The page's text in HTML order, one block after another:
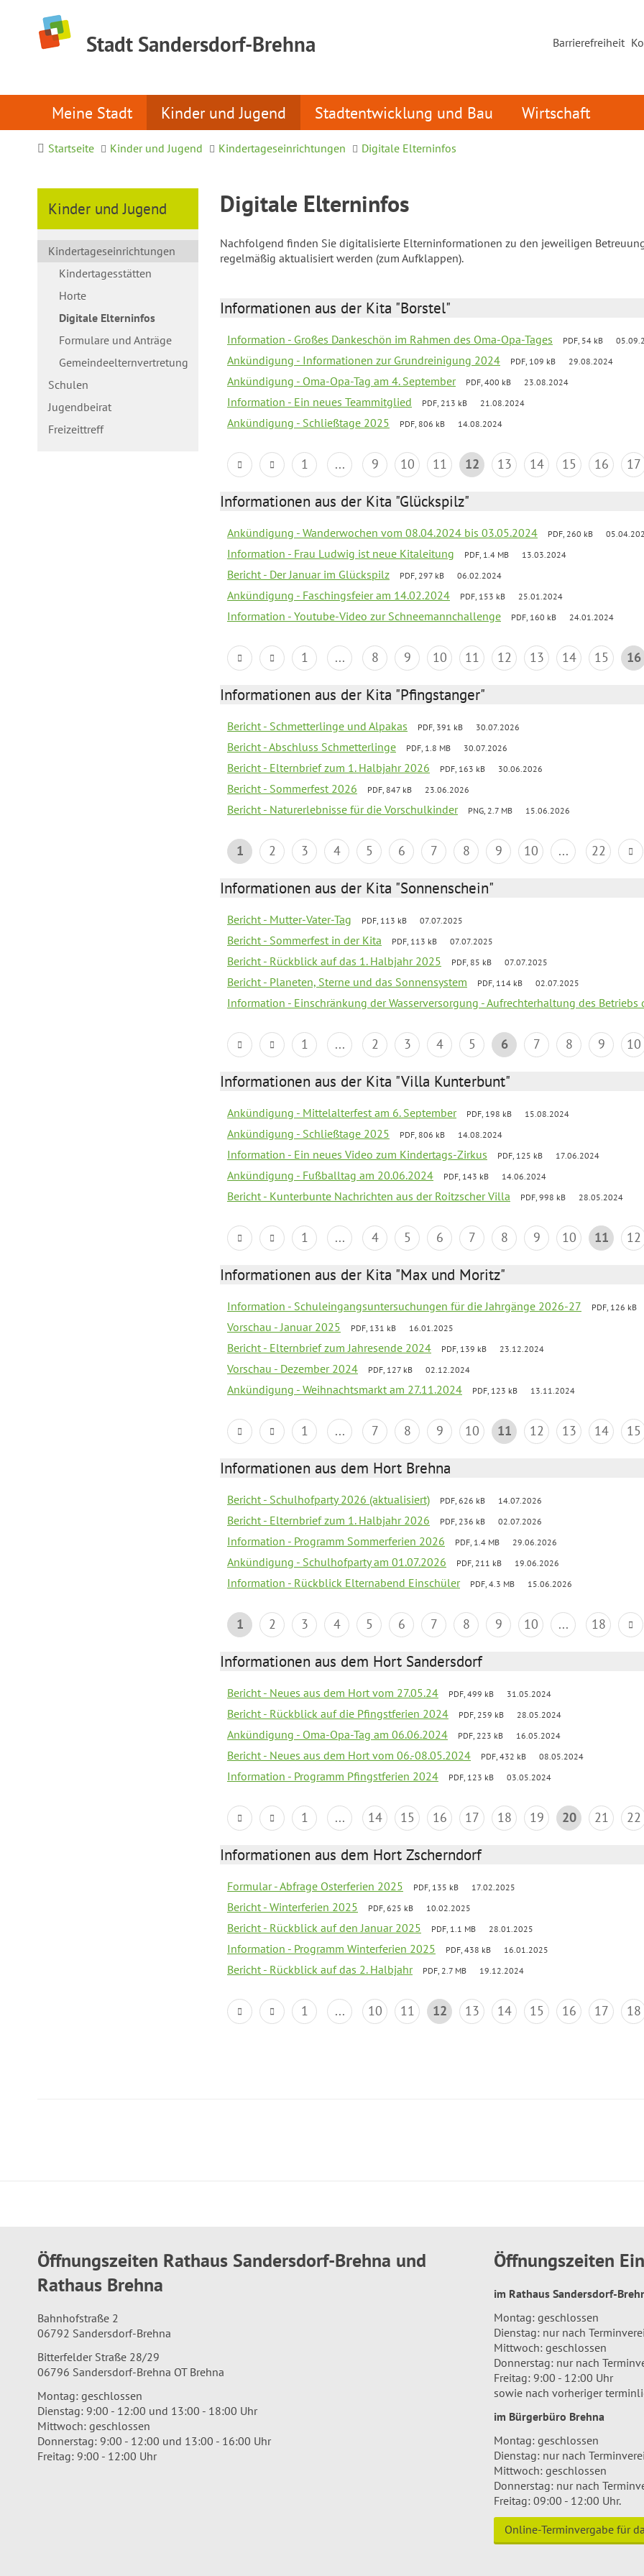
Stadt Sandersdorf-Brehna Barrierefreiheit
Meine Stadt Kinder und Jugend Stadtentwicklung und Bau Wirtschaft
Startseite Kinder und Jugend Kindertageseinrichtungen Digitale Elterninfos
Kinder und Jugend
Kindertageseinrichtungen
Kindertagesstätten
Horte
Digitale Elterninfos
Formulare und Anträge
Gemeindeelternvertretung
Schulen
Jugendbeirat
Freizeittreff
Digitale Elterninfos
Nachfolgend finden Sie digitalisierte Elterninformationen zu den jeweiligen
regelmäßig aktualisiert werden (zum Aufklappen).
Informationen aus der Kita "Borstel"
Information - Großes Dankeschön im Rahmen des Oma-Opa-Tages PDF, 54 kB
Ankündigung - Informationen zur Grundreinigung 2024 PDF, 109 kB 29.08.2024
Ankündigung - Oma-Opa-Tag am 4. September PDF, 400 kB 23.08.2024
Information - Ein neues Teammitglied PDF, 213 kB 21.08.2024
Ankündigung - Schließtage 2025 PDF, 806 kB 14.08.2024
1 ... 9 10 11 12 13 14 15 16 17
Informationen aus der Kita "Glückspilz"
Ankündigung - Wanderwochen vom 08.04.2024 bis 03.05.2024 PDF, 260 kB
Information - Frau Ludwig ist neue Kitaleitung PDF, 1.4 MB 13.03.2024
Bericht - Der Januar im Glückspilz PDF, 297 kB 06.02.2024
Ankündigung - Faschingsfeier am 14.02.2024 PDF, 153 kB 25.01.2024
Information - Youtube-Video zur Schneemannchallenge PDF, 160 kB 24.01.2024
1 ... 8 9 10 11 12 13 14 15 16
Informationen aus der Kita "Pfingstanger"
Bericht - Schmetterlinge und Alpakas PDF, 391 kB 30.07.2026
Bericht - Abschluss Schmetterlinge PDF, 1.8 MB 30.07.2026
Bericht - Elternbrief zum 1. Halbjahr 2026 PDF, 163 kB 30.06.2026
Bericht - Sommerfest 2026 PDF, 847 kB 23.06.2026
Bericht - Naturerlebnisse für die Vorschulkinder PNG, 2.7 MB 15.06.2026
1 2 3 4 5 6 7 8 9 10 ... 22
Informationen aus der Kita "Sonnenschein"
Bericht - Mutter-Vater-Tag PDF, 113 kB 07.07.2025
Bericht - Sommerfest in der Kita PDF, 113 kB 07.07.2025
Bericht - Rückblick auf das 1. Halbjahr 2025 PDF, 85 kB 07.07.2025
Bericht - Planeten, Sterne und das Sonnensystem PDF, 114 kB 02.07.2025
Information - Einschränkung der Wasserversorgung - Aufrechterhaltung des Betriebs
1 ... 2 3 4 5 6 7 8 9 10
Informationen aus der Kita "Villa Kunterbunt"
Ankündigung - Mittelalterfest am 6. September PDF, 198 kB 15.08.2024
Ankündigung - Schließtage 2025 PDF, 806 kB 14.08.2024
Information - Ein neues Video zum Kindertags-Zirkus PDF, 125 kB 17.06.2024
Ankündigung - Fußballtag am 20.06.2024 PDF, 143 kB 14.06.2024
Bericht - Kunterbunte Nachrichten aus der Roitzscher Villa PDF, 998 kB 28.05.2024
1 ... 4 5 6 7 8 9 10 11 12
Informationen aus der Kita "Max und Moritz"
Information - Schuleingangsuntersuchungen für die Jahrgänge 2026-27 PDF, 126 kB
Vorschau - Januar 2025 PDF, 131 kB 16.01.2025
Bericht - Elternbrief zum Jahresende 2024 PDF, 139 kB 23.12.2024
Vorschau - Dezember 2024 PDF, 127 kB 02.12.2024
Ankündigung - Weihnachtsmarkt am 27.11.2024 PDF, 123 kB 13.11.2024
1 ... 7 8 9 10 11 12 13 14 15
Informationen aus dem Hort Brehna
Bericht - Schulhofparty 2026 (aktualisiert) PDF, 626 kB 14.07.2026
Bericht - Elternbrief zum 1. Halbjahr 2026 PDF, 236 kB 02.07.2026
Information - Programm Sommerferien 2026 PDF, 1.4 MB 29.06.2026
Ankündigung - Schulhofparty am 01.07.2026 PDF, 211 kB 19.06.2026
Information - Rückblick Elternabend Einschüler PDF, 4.3 MB 15.06.2026
1 2 3 4 5 6 7 8 9 10 ... 18
Informationen aus dem Hort Sandersdorf
Bericht - Neues aus dem Hort vom 27.05.24 PDF, 499 kB 31.05.2024
Bericht - Rückblick auf die Pfingstferien 2024 PDF, 259 kB 28.05.2024
Ankündigung - Oma-Opa-Tag am 06.06.2024 PDF, 223 kB 16.05.2024
Bericht - Neues aus dem Hort vom 06.-08.05.2024 PDF, 432 kB 08.05.2024
Information - Programm Pfingstferien 2024 PDF, 123 kB 03.05.2024
1 ... 14 15 16 17 18 19 20 21 22
Informationen aus dem Hort Zscherndorf
Formular - Abfrage Osterferien 2025 PDF, 135 kB 17.02.2025
Bericht - Winterferien 2025 PDF, 625 kB 10.02.2025
Bericht - Rückblick auf den Januar 2025 PDF, 1.1 MB 28.01.2025
Information - Programm Winterferien 2025 PDF, 438 kB 16.01.2025
Bericht - Rückblick auf das 2. Halbjahr PDF, 2.7 MB 19.12.2024
1 ... 10 11 12 13 14 15 16 17 18
Öffnungszeiten Rathaus Sandersdorf-Brehna und
Rathaus Brehna
Bahnhofstraße 2
06792 Sandersdorf-Brehna
Bitterfelder Straße 28/29
06796 Sandersdorf-Brehna OT Brehna
Montag: geschlossen
Dienstag: 9:00 - 12:00 und 13:00 - 18:00 Uhr
Mittwoch: geschlossen
Donnerstag: 9:00 - 12:00 und 13:00 - 16:00 Uhr
Freitag: 9:00 - 12:00 Uhr
Öffnungszeiten
im Rathaus Sandersdorf-
Montag: geschlossen
Dienstag: nur nach
Mittwoch: geschlossen
Donnerstag: nur nach
Freitag: 9:00 - 12:00 Uhr
sowie nach vorheriger
im Bürgerbüro Brehna
Montag: geschlossen
Dienstag: nur nach
Mittwoch: geschlossen
Donnerstag: nur nach
Freitag: 09:00 - 12:00 Uhr.
Online-Terminvergabe für